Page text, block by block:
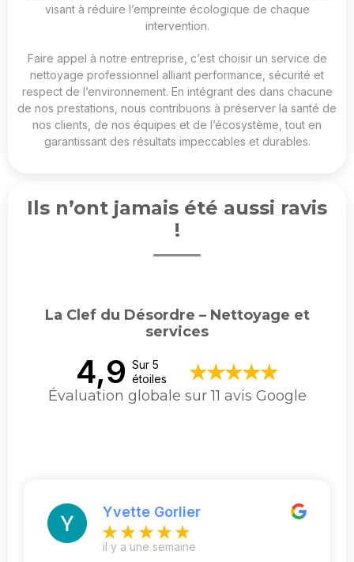
visant à réduire l’empreinte écologique de chaque
intervention.
Faire appel à notre entreprise, c’est choisir un service de
nettoyage professionnel alliant performance, sécurité et
respect de l’environnement. En intégrant des dans chacune
de nos prestations, nous contribuons à préserver la santé de
nos clients, de nos équipes et de l’écosystème, tout en
garantissant des résultats impeccables et durables.
Ils n’ont jamais été aussi ravis
!
La Clef du Désordre – Nettoyage et
services
4,9 Sur 5
étoiles
Évaluation globale sur 11 avis Google
Yvette Gorlier
il y a une semaine